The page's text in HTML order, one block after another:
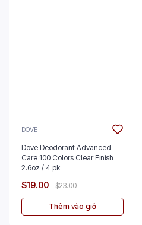
DOVE
Dove Deodorant Advanced
Care 100 Colors Clear Finish
2.6oz / 4 pk
$19.00 $23.00
Thêm vào giỏ